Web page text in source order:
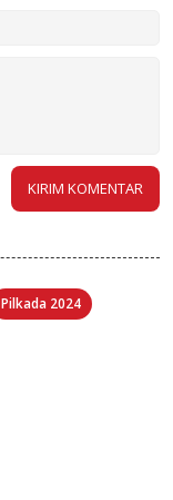
Pilkada 2024